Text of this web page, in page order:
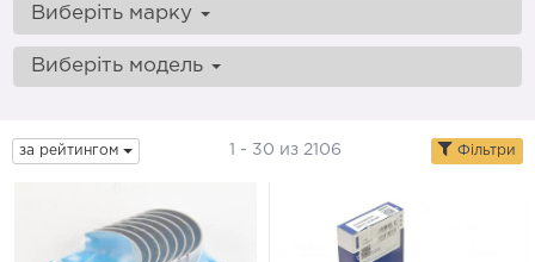
Виберіть марку
Виберіть модель
за рейтингом 1 - 30 из 2106 Фільтри